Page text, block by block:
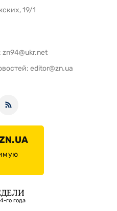
19/1
zn94@ukr.net
editor@zn.ua
го года